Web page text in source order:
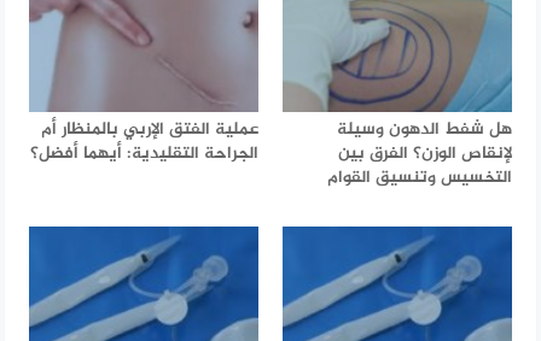
هل شفط الدهون وسيلة
لإنقاص الوزن؟ الفرق بين
التخسيس وتنسيق القوام
عملية الفتق الإربي بالمنظار أم
الجراحة التقليدية: أيهما أفضل؟